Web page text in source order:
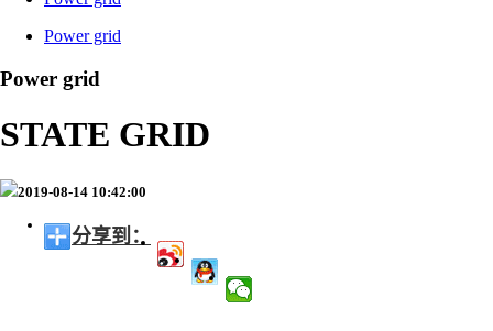
Power grid
Power grid
STATE GRID
2019-08-14 10:42:00
分享到：